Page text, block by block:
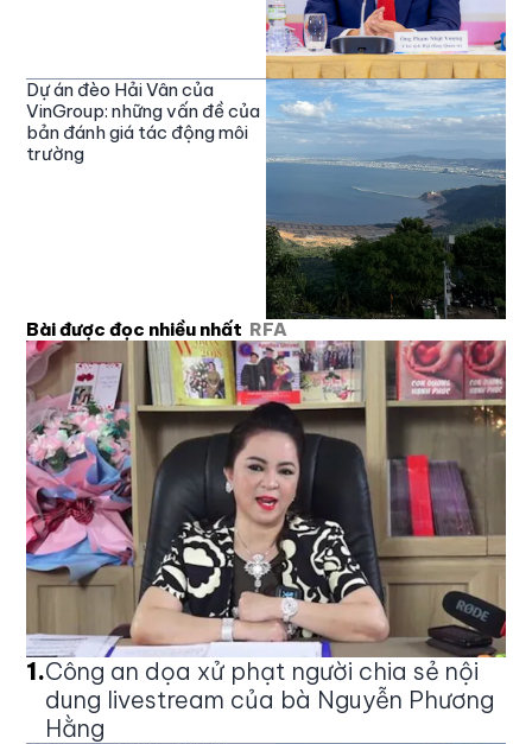
Dự án đèo Hải Vân của
VinGroup: những vấn đề của
bản đánh giá tác động môi
trường
Bài được đọc nhiều nhất RFA
1.Công an dọa xử phạt người chia sẻ nội
dung livestream của bà Nguyễn Phương
Hằng